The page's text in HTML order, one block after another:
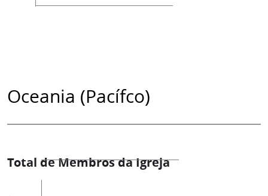
Oceania (Pacífco)
Total de Membros da Igreja